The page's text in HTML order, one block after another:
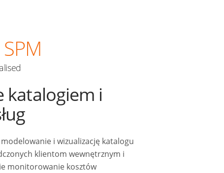
SPM
katalogiem i
i wizualizację katalogu
klientom wewnętrznym i
monitorowanie kosztów